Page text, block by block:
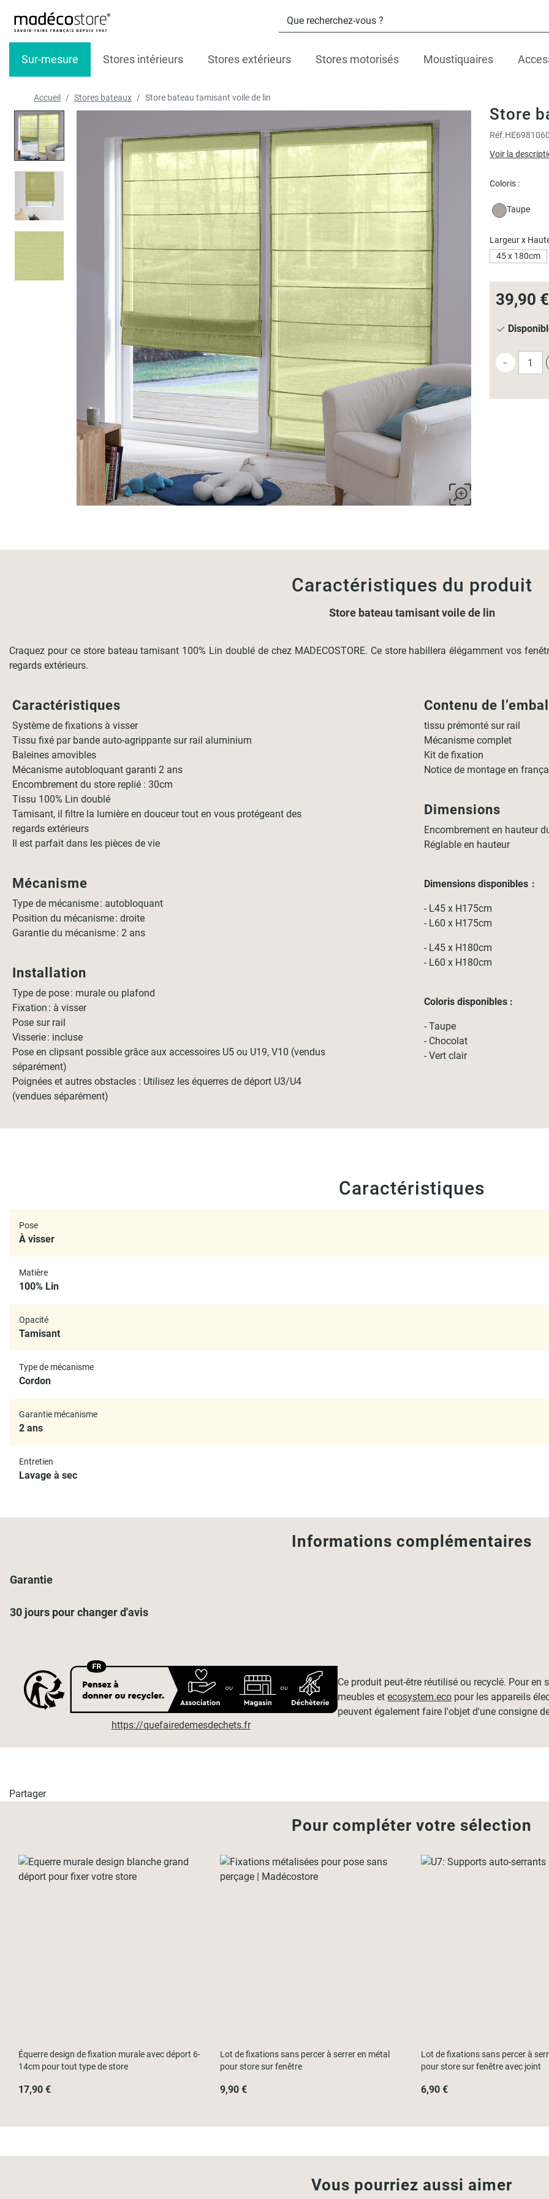
Sur-mesure Stores intérieurs Stores extérieurs Stores motorisés Moustiquaires
Accueil Stores bateaux Store bateau tamisant voile de lin
Store
Réf.
Voir la
Coloris :
Taupe
Largeur x
45 x 180cm
39,90 €
-
Caractéristiques du produit
Store bateau tamisant voile de lin
Craquez pour ce store bateau tamisant 100% Lin doublé de chez MADECOSTORE. Ce store habillera élégamment vos
regards extérieurs.
Caractéristiques
Système de fixations à visser
Tissu fixé par bande auto-agrippante sur rail aluminium
Baleines amovibles
Mécanisme autobloquant garanti 2 ans
Encombrement du store replié : 30cm
Tissu 100% Lin doublé
Tamisant, il filtre la lumière en douceur tout en vous protégeant des
regards extérieurs
Il est parfait dans les pièces de vie
Mécanisme
Type de mécanisme : autobloquant
Position du mécanisme : droite
Garantie du mécanisme : 2 ans
Installation
Type de pose : murale ou plafond
Fixation : à visser
Pose sur rail
Visserie : incluse
Pose en clipsant possible grâce aux accessoires U5 ou U19, V10 (vendus
séparément)
Poignées et autres obstacles : Utilisez les équerres de déport U3/U4
(vendues séparément)
Contenu de
tissu prémonté sur rail
Mécanisme complet
Kit de fixation
Notice de montage en
Dimensions
Encombrement en hauteur
Réglable en hauteur
Dimensions disponibles :
- L45 x H175cm
- L60 x H175cm
- L45 x H180cm
- L60 x H180cm
Coloris disponibles :
- Taupe
- Chocolat
- Vert clair
Caractéristiques
Pose
À visser
Matière
100% Lin
Opacité
Tamisant
Type de mécanisme
Cordon
Garantie mécanisme
2 ans
Entretien
Lavage à sec
Informations complémentaires
Garantie
30 jours pour changer d'avis
https://quefairedemesdechets.fr
Ce produit peut-être réutilisé ou recyclé. Pour en
meubles etecosystem.eco pour les appareils
peuvent également faire l'objet d'une consigne
Partager
Pour compléter votre sélection
Équerre design de fixation murale avec déport 6-
14cm pour tout type de store
17,90 €
Lot de fixations sans percer à serrer en métal
pour store sur fenêtre
9,90 €
Lot de fixations sans percer à
pour store sur fenêtre avec joint
6,90 €
Vous pourriez aussi aimer